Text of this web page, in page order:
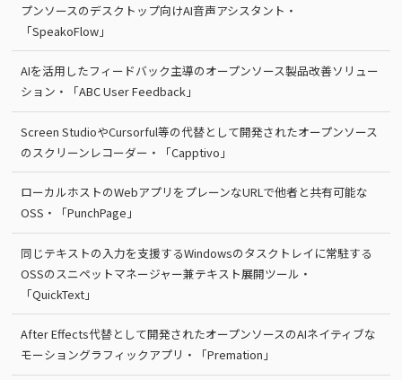
プンソースのデスクトップ向けAI音声アシスタント・
「SpeakoFlow」
AIを活用したフィードバック主導のオープンソース製品改善ソリュー
ション・「ABC User Feedback」
Screen StudioやCursorful等の代替として開発されたオープンソース
のスクリーンレコーダー・「Capptivo」
ローカルホストのWebアプリをプレーンなURLで他者と共有可能な
OSS・「PunchPage」
同じテキストの入力を支援するWindowsのタスクトレイに常駐する
OSSのスニペットマネージャー兼テキスト展開ツール・
「QuickText」
After Effects代替として開発されたオープンソースのAIネイティブな
モーショングラフィックアプリ・「Premation」